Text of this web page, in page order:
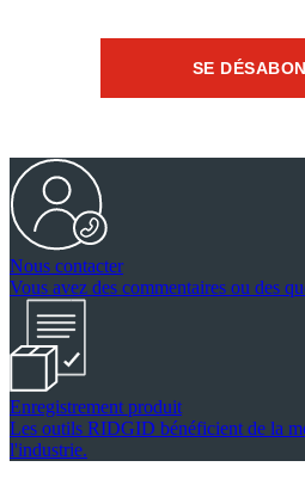
SE
Nous contacter
Vous avez des commentaires ou des
Enregistrement produit
Les outils RIDGID bénéficient de la
l'industrie.